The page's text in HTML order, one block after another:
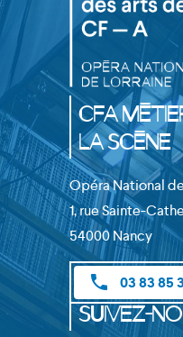
CFA
la Scène
Opéra National
1, rue Sainte-
54000 Nancy
phone 03 83 85
Suivez-